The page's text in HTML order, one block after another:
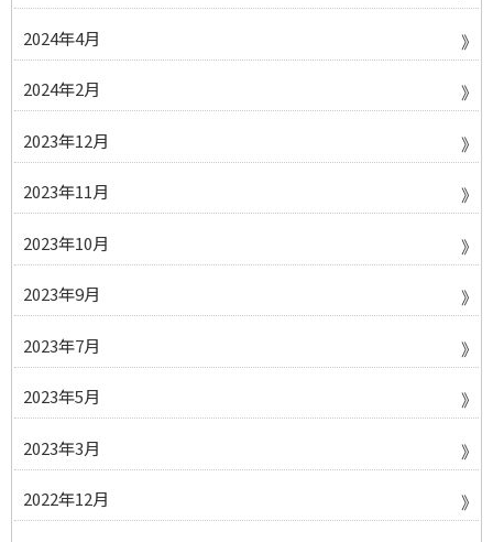
2024年4月
2024年2月
2023年12月
2023年11月
2023年10月
2023年9月
2023年7月
2023年5月
2023年3月
2022年12月